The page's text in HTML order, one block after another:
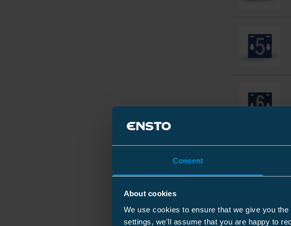
Consent
About cookies
We use cookies to ensure that we give you
settings, we'll assume that you are happy to